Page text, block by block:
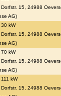
Dorfstr. 15, 24988
AG)
30 kW
Dorfstr. 15, 24988
AG)
70 kW
Dorfstr. 15, 24988
AG)
111 kW
Dorfstr. 15, 24988